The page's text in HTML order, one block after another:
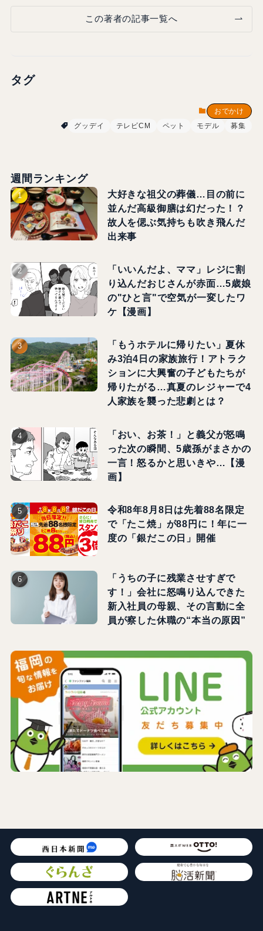
この著者の記事一覧へ
タグ
おでかけ
グッデイ
テレビCM ペット モデル 募集
週間ランキング
大好きな祖父の葬儀…目の前に
並んだ高級御膳は幻だった！？
故人を偲ぶ気持ちも吹き飛んだ
出来事
「いいんだよ、ママ」レジに割
り込んだおじさんが赤面…5歳娘
の"ひと言"で空気が一変したワ
ケ【漫画】
「もうホテルに帰りたい」夏休
み3泊4日の家族旅行！アトラク
ションに大興奮の子どもたちが
帰りたがる…真夏のレジャーで4
人家族を襲った悲劇とは？
「おい、お茶！」と義父が怒鳴
った次の瞬間、5歳孫がまさかの
一言！怒るかと思いきや…【漫
画】
令和8年8月8日は先着88名限定
で「たこ焼」が88円に！年に一
度の「銀だこの日」開催
「うちの子に残業させすぎで
す！」会社に怒鳴り込んできた
新入社員の母親、その言動に全
員が察した休職の“本当の原因”